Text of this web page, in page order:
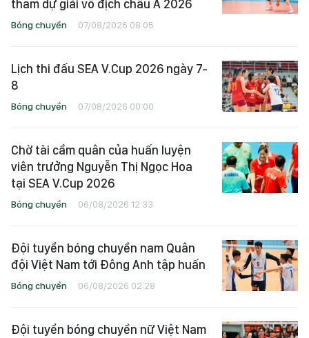
tham dự giải vô địch châu Á 2026
Bóng chuyền 07/08/2026 08:05
Lịch thi đấu SEA V.Cup 2026 ngày 7-
8
Bóng chuyền 07/08/2026 00:00
Chờ tài cầm quân của huấn luyện
viên trưởng Nguyễn Thị Ngọc Hoa
tại SEA V.Cup 2026
Bóng chuyền 06/08/2026 12:33
Đội tuyển bóng chuyền nam Quân
đội Việt Nam tới Đông Anh tập huấn
Bóng chuyền 06/08/2026 02:28
Đội tuyển bóng chuyền nữ Việt Nam